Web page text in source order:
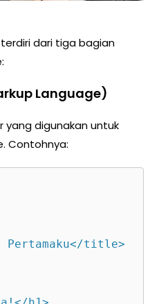
dari tiga bagian
Language)
yang digunakan untuk
Contohnya: